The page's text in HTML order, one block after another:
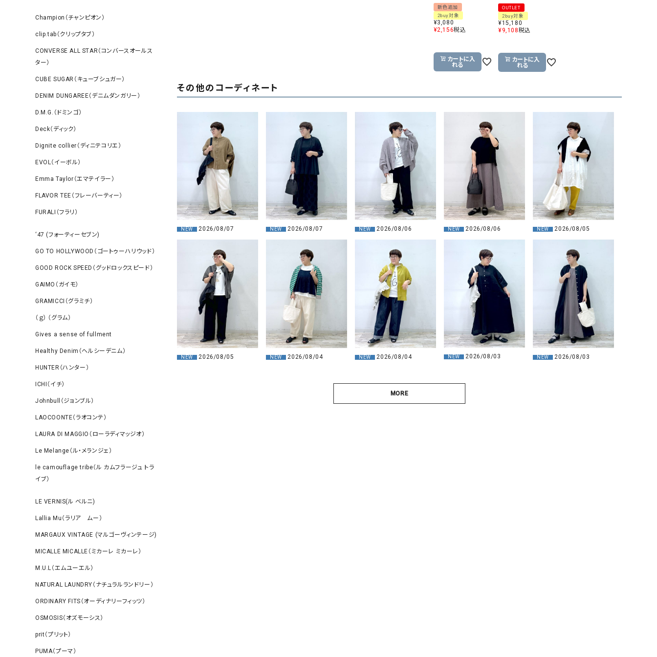
Champion（チャンピオン）
clip.tab（クリップタブ）
CONVERSE ALL STAR（コンバースオールス
ター）
CUBE SUGAR（キューブシュガー）
DENIM DUNGAREE（デニムダンガリー）
D.M.G.（ドミンゴ）
Deck（ディック）
Dignite collier（ディニテコリエ）
EVOL（イーボル）
Emma Taylor（エマテイラー）
FLAVOR TEE（フレーバーティー）
FURALI（フラリ）
‘47 (フォーティーセブン)
GO TO HOLLYWOOD（ゴートゥーハリウッド）
GOOD ROCK SPEED（グッドロックスピード）
GAIMO（ガイモ）
GRAMICCI（グラミチ）
（ｇ） （グラム）
Gives a sense of fullment
Healthy Denim（ヘルシーデニム）
HUNTER（ハンター）
ICHI（イチ）
Johnbull（ジョンブル）
LAOCOONTE（ラオコンテ）
LAURA DI MAGGIO（ローラディマッジオ）
Le Melange（ル・メランジェ）
le camouflage tribe（ル カムフラージュ トラ
イブ）
LE VERNIS(ル ベルニ)
Lallia Mu（ラリア ムー）
MARGAUX VINTAGE (マルゴーヴィンテージ)
MICALLE MICALLE（ミカーレ ミカーレ）
M.U.L（エムユーエル）
NATURAL LAUNDRY（ナチュラルランドリー）
ORDINARY FITS（オーディナリーフィッツ）
OSMOSIS（オズモーシス）
prit（プリット）
PUMA（プーマ）
新色追加
2buy対象
¥3,080
¥2,156税込
カートに入
れる
OUTLET
2buy対象
¥15,180
¥9,108税込
カートに入
れる
その他のコーディネート
NEW 2026/08/07 NEW 2026/08/07 NEW 2026/08/06 NEW 2026/08/06 NEW 2026/08/05
NEW 2026/08/05 NEW 2026/08/04 NEW 2026/08/04 NEW 2026/08/03 NEW 2026/08/03
MORE